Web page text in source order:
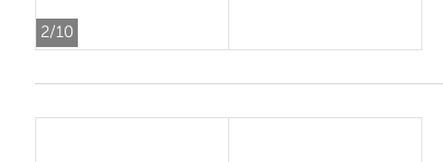
2/10